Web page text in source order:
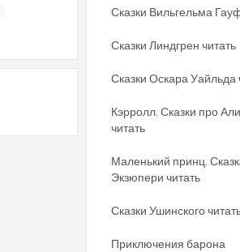
Сказки Вильгельма
Сказки Линдгрен читать
Сказки Оскара Уайльда
Кэрролл. Сказки про
читать
Маленький принц.
Экзюпери читать
Сказки Ушинского
Приключения барона